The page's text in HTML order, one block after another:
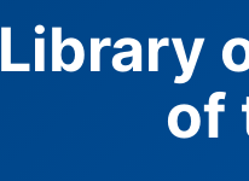
Library
of